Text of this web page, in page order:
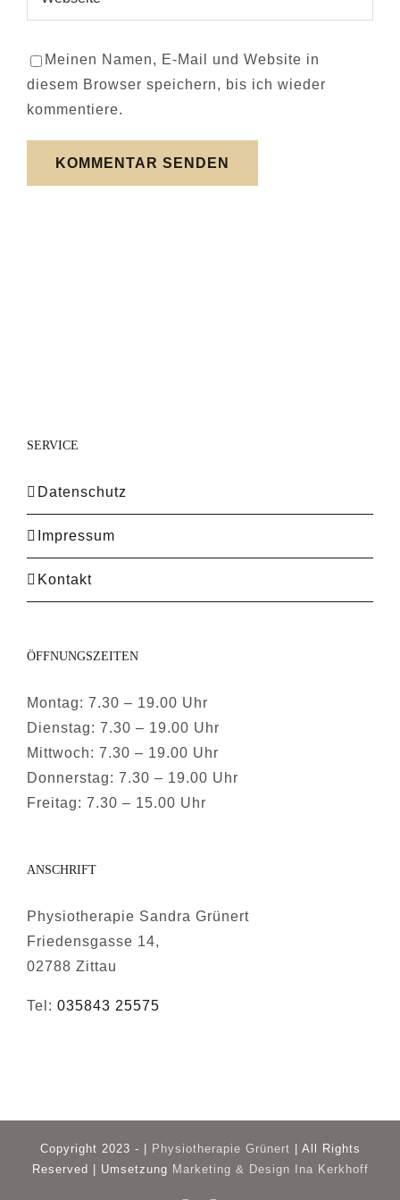
Meinen Namen, E-Mail und Website in
diesem Browser speichern, bis ich wieder
kommentiere.
SERVICE
Datenschutz
Impressum
Kontakt
ÖFFNUNGSZEITEN
Montag: 7.30 – 19.00 Uhr
Dienstag: 7.30 – 19.00 Uhr
Mittwoch: 7.30 – 19.00 Uhr
Donnerstag: 7.30 – 19.00 Uhr
Freitag: 7.30 – 15.00 Uhr
ANSCHRIFT
Physiotherapie Sandra Grünert
Friedensgasse 14,
02788 Zittau
Tel: 035843 25575
Copyright 2023 - | Physiotherapie Grünert | All Rights
Reserved | Umsetzung Marketing & Design Ina Kerkhoff